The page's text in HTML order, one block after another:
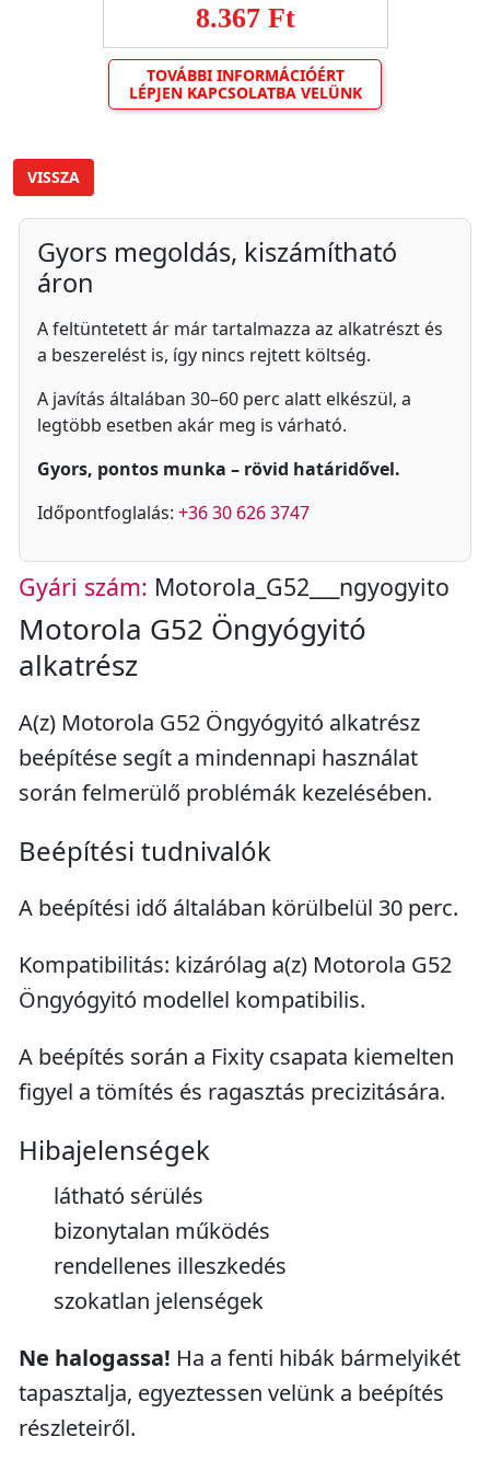
8.367 Ft
TOVÁBBI INFORMÁCIÓÉRT
LÉPJEN KAPCSOLATBA VELÜNK
VISSZA
Gyors megoldás, kiszámítható
áron
A feltüntetett ár már tartalmazza az alkatrészt és
a beszerelést is, így nincs rejtett költség.
A javítás általában 30–60 perc alatt elkészül, a
legtöbb esetben akár meg is várható.
Gyors, pontos munka – rövid határidővel.
Időpontfoglalás: +36 30 626 3747
Gyári szám: Motorola_G52___ngyogyito
Motorola G52 Öngyógyitó
alkatrész
A(z) Motorola G52 Öngyógyitó alkatrész
beépítése segít a mindennapi használat
során felmerülő problémák kezelésében.
Beépítési tudnivalók
A beépítési idő általában körülbelül 30 perc.
Kompatibilitás: kizárólag a(z) Motorola G52
Öngyógyitó modellel kompatibilis.
A beépítés során a Fixity csapata kiemelten
figyel a tömítés és ragasztás precizitására.
Hibajelenségek
látható sérülés
bizonytalan működés
rendellenes illeszkedés
szokatlan jelenségek
Ne halogassa! Ha a fenti hibák bármelyikét
tapasztalja, egyeztessen velünk a beépítés
részleteiről.